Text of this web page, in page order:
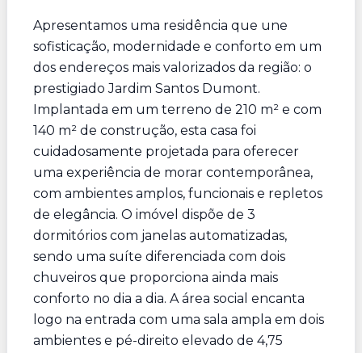
Apresentamos uma residência que une
sofisticação, modernidade e conforto em um
dos endereços mais valorizados da região: o
prestigiado Jardim Santos Dumont.
Implantada em um terreno de 210 m² e com
140 m² de construção, esta casa foi
cuidadosamente projetada para oferecer
uma experiência de morar contemporânea,
com ambientes amplos, funcionais e repletos
de elegância. O imóvel dispõe de 3
dormitórios com janelas automatizadas,
sendo uma suíte diferenciada com dois
chuveiros que proporciona ainda mais
conforto no dia a dia. A área social encanta
logo na entrada com uma sala ampla em dois
ambientes e pé-direito elevado de 4,75